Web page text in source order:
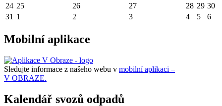
24 25 26 27 28 29 30
31 1 2 3 4 5 6
Mobilní aplikace
Sledujte informace z našeho webu v mobilní aplikaci –
V OBRAZE.
Kalendář svozů odpadů